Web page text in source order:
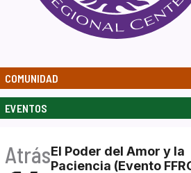
COMUNIDAD
EVENTOS
AtrásEl Poder del Amor y la
Paciencia (Evento